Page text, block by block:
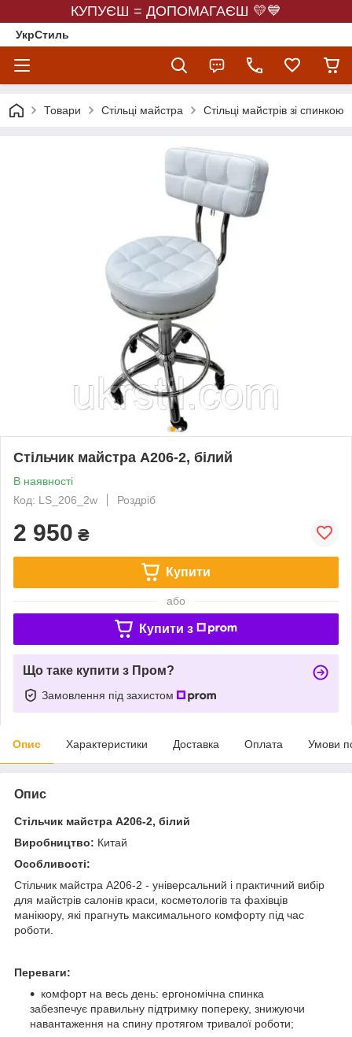
КУПУЄШ = ДОПОМАГАЄШ 💛💙
УкрСтиль
Товари Стільці майстра Стільці майстрів зі спинкою
Стільчик майстра А206-2, білий
В наявності
Код: LS_206_2w
Роздріб
2 950 ₴
Купити
або
Купити з
Що таке купити з Пром?
Замовлення під захистом
Опис Характеристики Доставка Оплата Умови
Опис
Стільчик майстра А206-2, білий
Виробництво: Китай
Особливості:
Стільчик майстра А206-2 - універсальний і практичний вибір
для майстрів салонів краси, косметологів та фахівців
манікюру, які прагнуть максимального комфорту під час
роботи.
Переваги:
комфорт на весь день: ергономічна спинка
забезпечує правильну підтримку попереку, знижуючи
навантаження на спину протягом тривалої роботи;